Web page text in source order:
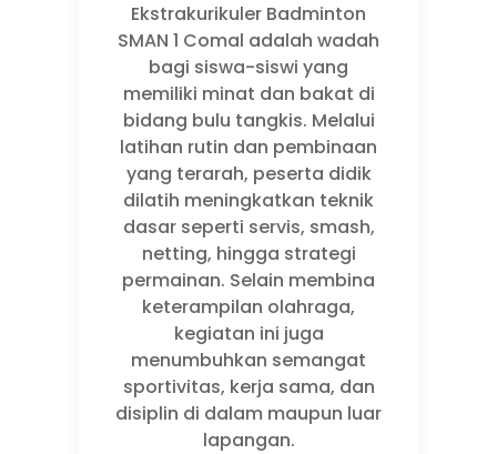
Ekstrakurikuler Badminton
SMAN 1 Comal adalah wadah
bagi siswa-siswi yang
memiliki minat dan bakat di
bidang bulu tangkis. Melalui
latihan rutin dan pembinaan
yang terarah, peserta didik
dilatih meningkatkan teknik
dasar seperti servis, smash,
netting, hingga strategi
permainan. Selain membina
keterampilan olahraga,
kegiatan ini juga
menumbuhkan semangat
sportivitas, kerja sama, dan
disiplin di dalam maupun luar
lapangan.